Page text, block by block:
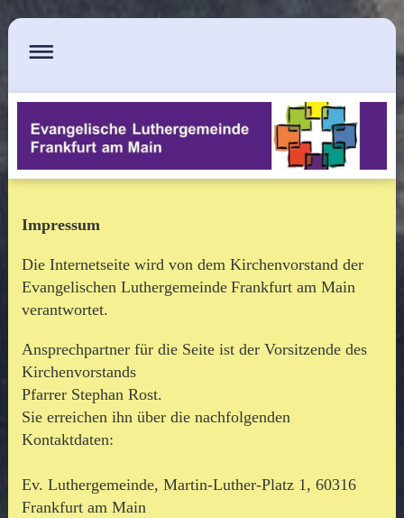
Impressum
Die Internetseite wird von dem Kirchenvorstand der
Evangelischen Luthergemeinde Frankfurt am Main
verantwortet.
Ansprechpartner für die Seite ist der Vorsitzende des
Kirchenvorstands
Pfarrer Stephan Rost.
Sie erreichen ihn über die nachfolgenden
Kontaktdaten:
Ev. Luthergemeinde, Martin-Luther-Platz 1, 60316
Frankfurt am Main